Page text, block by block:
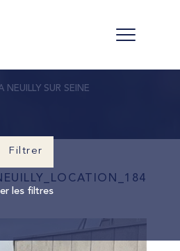
Filtrer
les filtres
SUR SEINE